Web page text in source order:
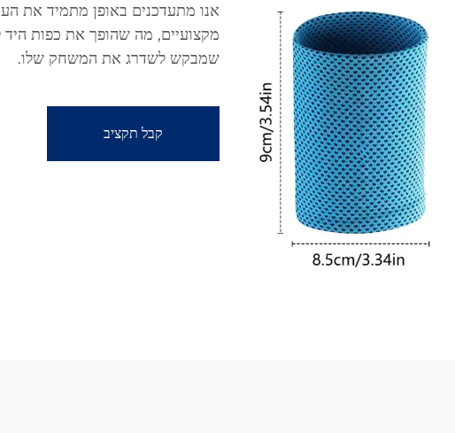
אנו מתעדכנים באופן מתמיד את
מקצועיים, מה שהופך את כפות היד
שמבקש לשדרג את המשחק שלו.
קבל תקציב